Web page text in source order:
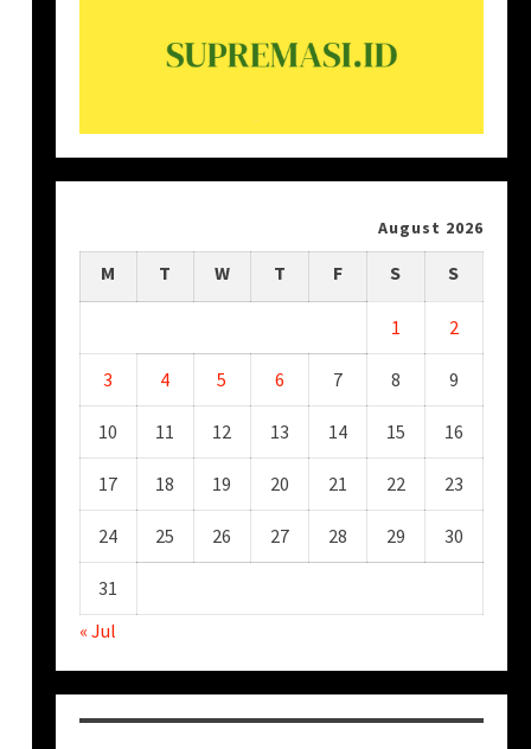
August 2026
M T W T F S S
1 2
3 4 5 6 7 8 9
10 11 12 13 14 15 16
17 18 19 20 21 22 23
24 25 26 27 28 29 30
31
« Jul